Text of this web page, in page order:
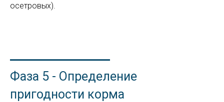
осетровых).
Фаза 5 - Определение
пригодности корма